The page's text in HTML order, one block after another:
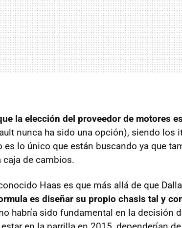
la elección del proveedor de motores
nunca ha sido una opción), siendo los
es lo único que están buscando ya que
caja de cambios.
Haas es que más allá de que
es diseñar su propio chasis tal y
habría sido fundamental en la decisión